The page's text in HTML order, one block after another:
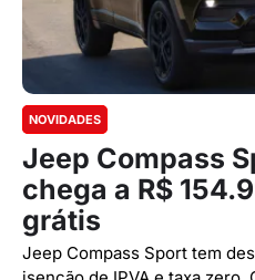
NOVIDADES
Jeep Compass
chega a R$
grátis
Jeep Compass Sport tem